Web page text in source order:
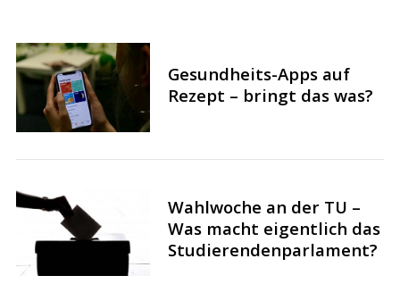
Gesundheits-Apps auf
Rezept – bringt das was?
Wahlwoche an der TU –
Was macht eigentlich das
Studierendenparlament?
S